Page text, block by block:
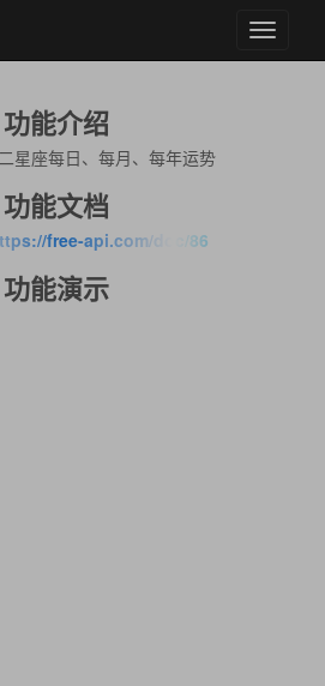
Toggle
功能介绍
星座每日、每月、每年运势
功能文档
free-api.com/doc/86
功能演示